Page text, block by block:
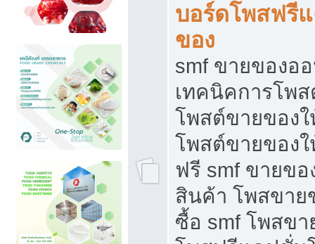
บอร์ดโพสฟรี
ของ
smf ขายของอ
เทคนิคการโพ
โพสต์ขายของ
โพสต์ขายของ
ฟรี smf ขายข
สินค้า โพสขาย
ซื้อ smf โพสข